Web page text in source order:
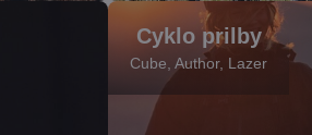
Elektrické bicykle
" title="
Cyklo prilby
Cube, Author, Lazer